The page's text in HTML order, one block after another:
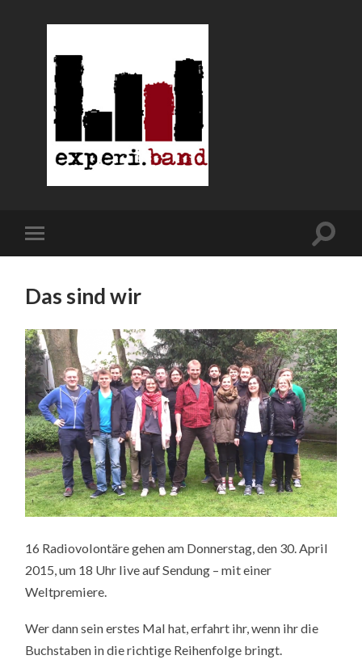
Das sind wir
16 Radiovolontäre gehen am Donnerstag, den 30. April
2015, um 18 Uhr live auf Sendung – mit einer
Weltpremiere.
Wer dann sein erstes Mal hat, erfahrt ihr, wenn ihr die
Buchstaben in die richtige Reihenfolge bringt.